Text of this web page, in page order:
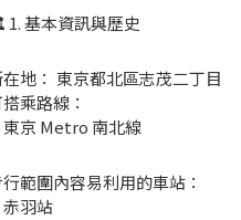
基本資訊與歷史
地： 東京都北區志茂二丁目
乘路線：
東京 Metro 南北線
範圍內容易利用的車站：
赤羽站